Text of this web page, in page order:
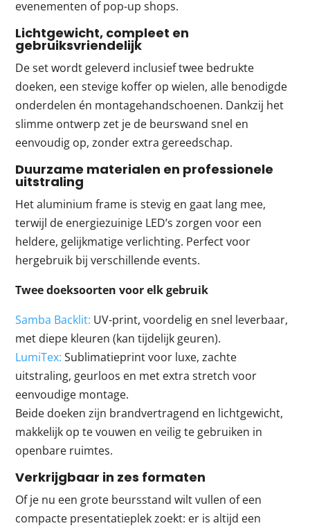
evenementen of pop-up shops.
Lichtgewicht, compleet en
gebruiksvriendelijk
De set wordt geleverd inclusief twee bedrukte
doeken, een stevige koffer op wielen, alle benodigde
onderdelen én montagehandschoenen. Dankzij het
slimme ontwerp zet je de beurswand snel en
eenvoudig op, zonder extra gereedschap.
Duurzame materialen en professionele
uitstraling
Het aluminium frame is stevig en gaat lang mee,
terwijl de energiezuinige LED’s zorgen voor een
heldere, gelijkmatige verlichting. Perfect voor
hergebruik bij verschillende events.
Twee doeksoorten voor elk gebruik
Samba Backlit: UV-print, voordelig en snel leverbaar,
met diepe kleuren (kan tijdelijk geuren).
LumiTex: Sublimatieprint voor luxe, zachte
uitstraling, geurloos en met extra stretch voor
eenvoudige montage.
Beide doeken zijn brandvertragend en lichtgewicht,
makkelijk op te vouwen en veilig te gebruiken in
openbare ruimtes.
Verkrijgbaar in zes formaten
Of je nu een grote beursstand wilt vullen of een
compacte presentatieplek zoekt: er is altijd een